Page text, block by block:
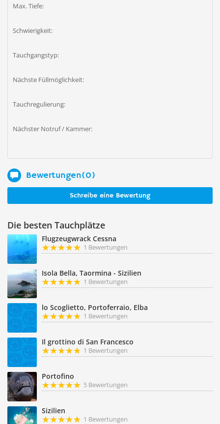
Max. Tiefe:
Schwierigkeit:
Tauchgangstyp:
Nächste Füllmöglichkeit:
Tauchregulierung:
Nächster Notruf / Kammer:
Bewertungen(0)
Schreibe eine Bewertung
Die besten Tauchplätze
Flugzeugwrack Cessna
1 Bewertungen
Isola Bella, Taormina - Sizilien
1 Bewertungen
lo Scoglietto, Portoferraio, Elba
1 Bewertungen
Il grottino di San Francesco
1 Bewertungen
Portofino
5 Bewertungen
Sizilien
1 Bewertungen